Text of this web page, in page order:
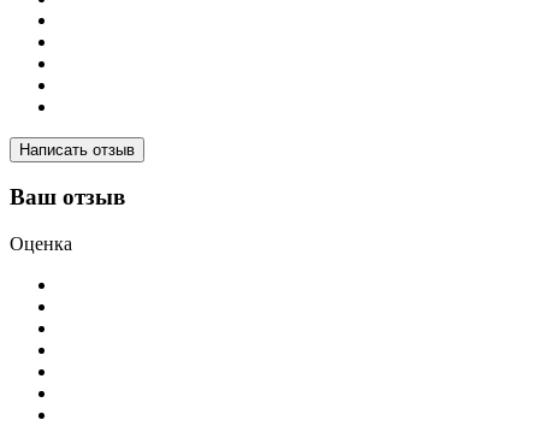
Написать отзыв
Ваш отзыв
Оценка